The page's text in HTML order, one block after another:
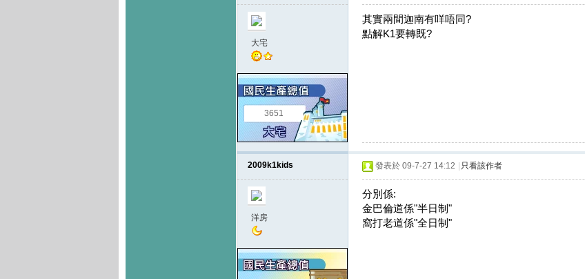
大宅
3651
其實兩間迦南有咩唔同?
點解K1要轉既?
2009k1kids
洋房
發表於 09-7-27 14:12 只看該作者
分別係:
金巴倫道係"半日制"
窩打老道係"全日制"